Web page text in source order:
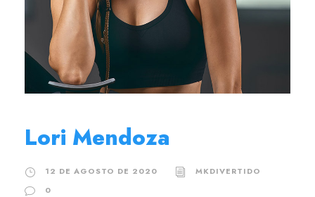
Lori Mendoza
12 DE AGOSTO DE 2020
MKDIVERTIDO
0